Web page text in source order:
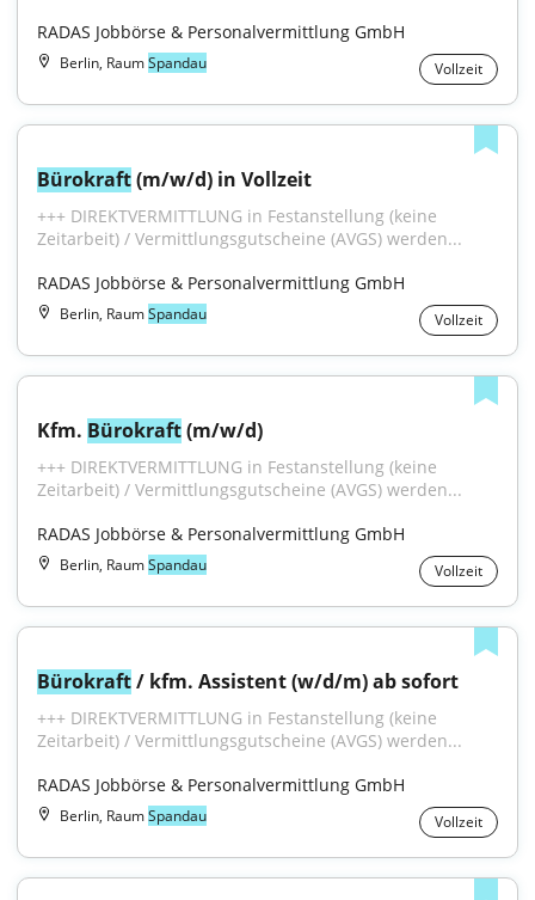
RADAS Jobbörse & Personalvermittlung GmbH
Berlin, RaumSpandau Vollzeit
Bürokraft (m/w/d) in Vollzeit
+++ DIREKTVERMITTLUNG in Festanstellung (keine
Zeitarbeit) / Vermittlungsgutscheine (AVGS) werden...
RADAS Jobbörse & Personalvermittlung GmbH
Berlin, RaumSpandau Vollzeit
Kfm. Bürokraft (m/w/d)
+++ DIREKTVERMITTLUNG in Festanstellung (keine
Zeitarbeit) / Vermittlungsgutscheine (AVGS) werden...
RADAS Jobbörse & Personalvermittlung GmbH
Berlin, RaumSpandau Vollzeit
Bürokraft / kfm. Assistent (w/d/m) ab sofort
+++ DIREKTVERMITTLUNG in Festanstellung (keine
Zeitarbeit) / Vermittlungsgutscheine (AVGS) werden...
RADAS Jobbörse & Personalvermittlung GmbH
Berlin, RaumSpandau Vollzeit